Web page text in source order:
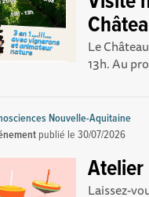
Le
13h. Au
Nouvelle-Aquitaine
publié le30/07/2026
Atelier
Laissez-